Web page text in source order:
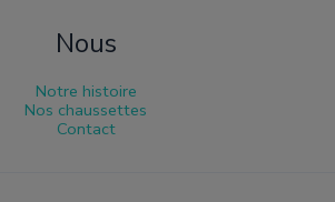
Nous
Notre histoire
Nos chaussettes
Contact